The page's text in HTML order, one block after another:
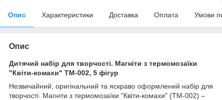
Опис Характеристики Доставка Оплата Умови
Опис
Дитячий набір для творчості. Магніти з термомозаїки
"Квіти-комахи" ТМ-002, 5 фігур
Незвичайний, оригінальний та яскраво оформлений набір для
творчості. Магніти з термомозаїки "Квіти-комахи" (ТМ-002) –